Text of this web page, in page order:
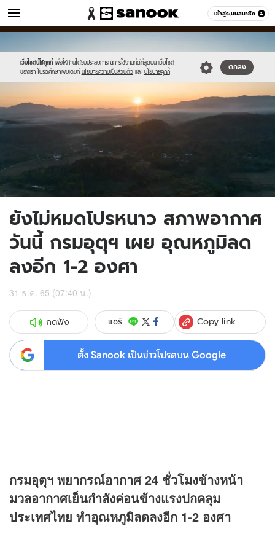
เข้าสู่ระบบสมาชิก
ข่าว หมวดอื่นๆ
เว็บไซต์นี้ใช้คุกกี้ เพื่อให้ท่านได้รับประสบการณ์การใช้งานที่ดีที่สุดบน เว็บไซต์
ของเรา โปรดศึกษาเพิ่มเติมที่ นโยบายความเป็นส่วนตัว และ นโยบายคุกกี้
ตกลง
//s.isanook.com/sr/0/images/logo-
new-
sanook.png
//s.isanook.com/ns/0/ud/1742/8711934/thailand.jpg
ยังไม่หมดโปรหนาว สภาพอากาศ
วันนี้ กรมอุตุฯ เผย อุณหภูมิลด
ลงอีก 1-2 องศา
31 ธ.ค. 65 (07:40 น.)
กดฟัง แชร์ Copy link
ตั้ง Sanook เป็นข่าวโปรดบน Google
กรมอุตุฯ พยากรณ์อากาศ 24 ชั่วโมงข้างหน้า
มวลอากาศเย็นกำลังค่อนข้างแรงปกคลุม
ประเทศไทย ทำอุณหภูมิลดลงอีก 1-2 องศา